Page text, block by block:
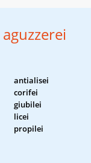
aguzzerei
antialisei
corifei
giubilei
licei
propilei